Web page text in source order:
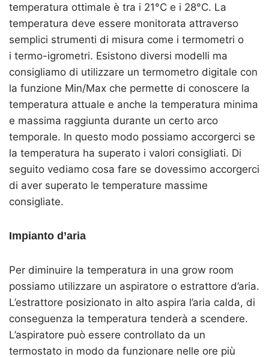
temperatura ottimale è tra i 21°C e i 28°C. La
temperatura deve essere monitorata attraverso
semplici strumenti di misura come i termometri o
i termo-igrometri. Esistono diversi modelli ma
consigliamo di utilizzare un termometro digitale con
la funzione Min/Max che permette di conoscere la
temperatura attuale e anche la temperatura minima
e massima raggiunta durante un certo arco
temporale. In questo modo possiamo accorgerci se
la temperatura ha superato i valori consigliati. Di
seguito vediamo cosa fare se dovessimo accorgerci
di aver superato le temperature massime
consigliate.
Impianto d’aria
Per diminuire la temperatura in una grow room
possiamo utilizzare un aspiratore o estrattore d’aria.
L’estrattore posizionato in alto aspira l’aria calda, di
conseguenza la temperatura tenderà a scendere.
L’aspiratore può essere controllato da un
termostato in modo da funzionare nelle ore più